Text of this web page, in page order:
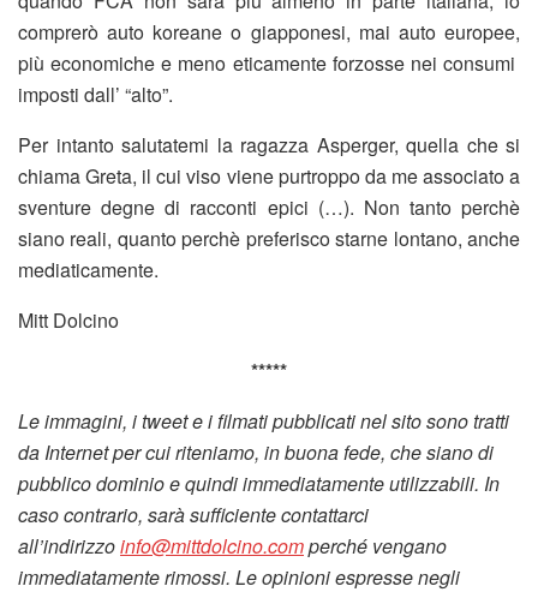
comprerò auto koreane o giapponesi, mai auto europee,
più economiche e meno eticamente forzosse nei consumi
imposti dall’ “alto”.
Per intanto salutatemi la ragazza Asperger, quella che si
chiama Greta, il cui viso viene purtroppo da me associato a
sventure degne di racconti epici (…). Non tanto perchè
siano reali, quanto perchè preferisco starne lontano, anche
mediaticamente.
Mitt Dolcino
*****
Le immagini, i tweet e i filmati pubblicati nel sito sono tratti
da Internet per cui riteniamo, in buona fede, che siano di
pubblico dominio e quindi immediatamente utilizzabili. In
caso contrario, sarà sufficiente contattarci
all’indirizzoinfo@mittdolcino.comperché vengano
immediatamente rimossi. Le opinioni espresse negli